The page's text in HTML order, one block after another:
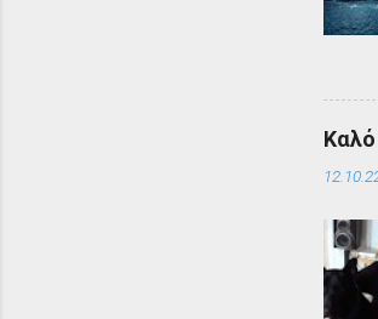
Καλό